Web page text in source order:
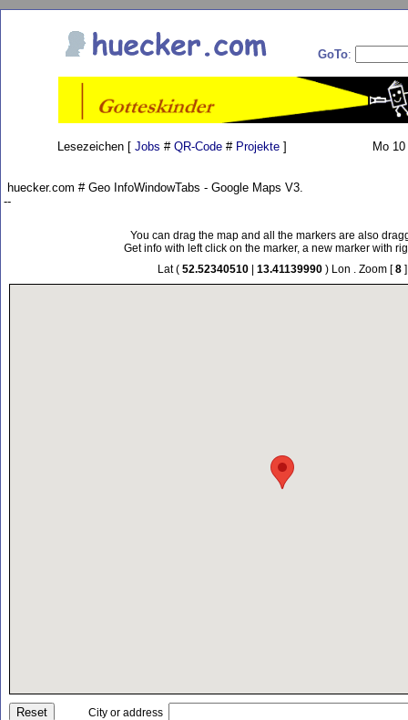
GoTo:
Lesezeichen [ Jobs # QR-Code # Projekte ] Mo
huecker.com # Geo InfoWindowTabs - Google Maps V3.
--
You can drag the map and all the markers are also
Get info with left click on the marker, a new marker with
Lat ( 52.52340510 13.41139990 ) Lon . Zoom [8 ]
Reset City or address